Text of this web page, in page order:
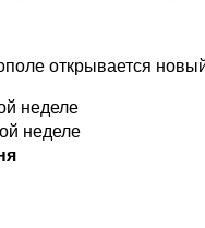
открывается
неделе
неделе